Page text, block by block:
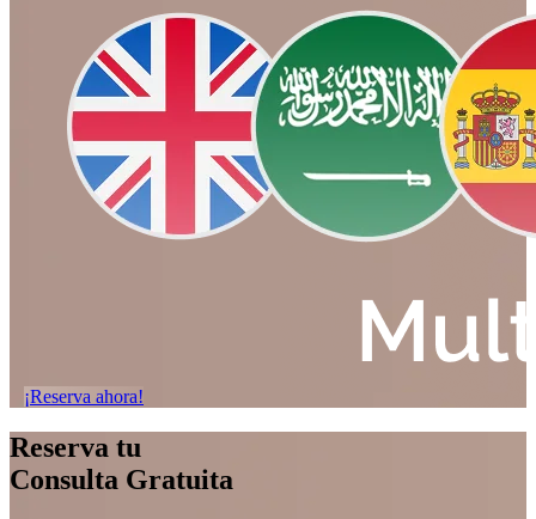
¡Reserva ahora!
Reserva tu
Consulta Gratuita